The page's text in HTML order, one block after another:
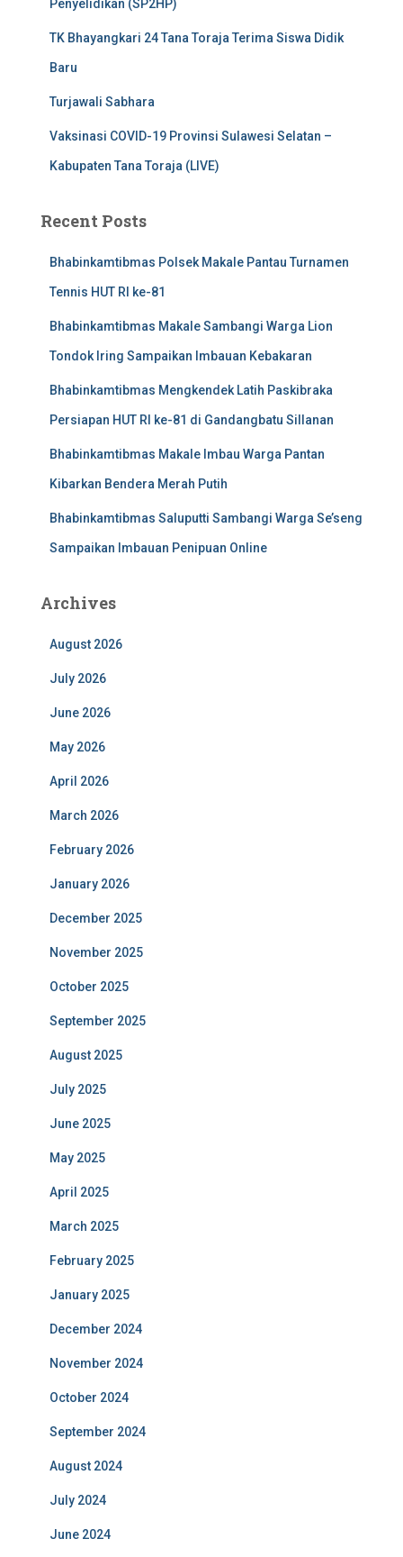
Penyelidikan (SP2HP)
TK Bhayangkari 24 Tana Toraja Terima Siswa Didik
Baru
Turjawali Sabhara
Vaksinasi COVID-19 Provinsi Sulawesi Selatan –
Kabupaten Tana Toraja (LIVE)
Recent Posts
Bhabinkamtibmas Polsek Makale Pantau Turnamen
Tennis HUT RI ke-81
Bhabinkamtibmas Makale Sambangi Warga Lion
Tondok Iring Sampaikan Imbauan Kebakaran
Bhabinkamtibmas Mengkendek Latih Paskibraka
Persiapan HUT RI ke-81 di Gandangbatu Sillanan
Bhabinkamtibmas Makale Imbau Warga Pantan
Kibarkan Bendera Merah Putih
Bhabinkamtibmas Saluputti Sambangi Warga Se’seng
Sampaikan Imbauan Penipuan Online
Archives
August 2026
July 2026
June 2026
May 2026
April 2026
March 2026
February 2026
January 2026
December 2025
November 2025
October 2025
September 2025
August 2025
July 2025
June 2025
May 2025
April 2025
March 2025
February 2025
January 2025
December 2024
November 2024
October 2024
September 2024
August 2024
July 2024
June 2024